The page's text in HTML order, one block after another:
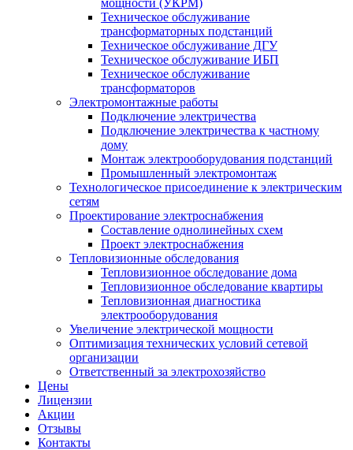
мощности (УКРМ)
Техническое обслуживание
трансформаторных подстанций
Техническое обслуживание ДГУ
Техническое обслуживание ИБП
Техническое обслуживание
трансформаторов
Электромонтажные работы
Подключение электричества
Подключение электричества к частному
дому
Монтаж электрооборудования подстанций
Промышленный электромонтаж
Технологическое присоединение к электрическим
сетям
Проектирование электроснабжения
Составление однолинейных схем
Проект электроснабжения
Тепловизионные обследования
Тепловизионное обследование дома
Тепловизионное обследование квартиры
Тепловизионная диагностика
электрооборудования
Увеличение электрической мощности
Оптимизация технических условий сетевой
организации
Ответственный за электрохозяйство
Цены
Лицензии
Акции
Отзывы
Контакты